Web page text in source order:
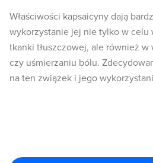
Właściwości kapsaicyny dają
wykorzystanie jej nie tylko w celu
tkanki tłuszczowej, ale również
czy uśmierzaniu bólu.
na ten związek i jego